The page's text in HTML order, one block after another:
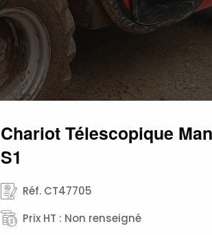
Chariot Télescopique
S1
Réf. CT47705
Prix HT : Non renseigné